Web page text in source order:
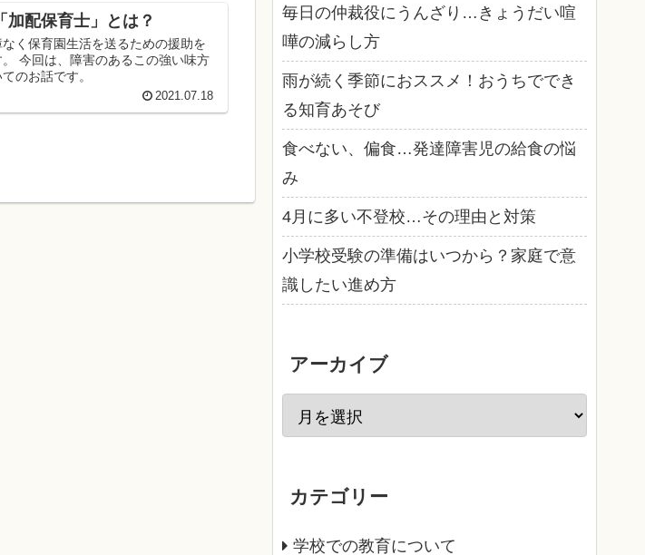
加配保育士」とは？
く保育園生活を送るための援助を
今回は、障害のあるこの強い味方
のお話です。
2021.07.18
毎日の仲裁役にうんざり…きょうだい喧
嘩の減らし方
雨が続く季節におススメ！おうちででき
る知育あそび
食べない、偏食…発達障害児の給食の悩
み
4月に多い不登校…その理由と対策
小学校受験の準備はいつから？家庭で意
識したい進め方
アーカイブ
カテゴリー
学校での教育について